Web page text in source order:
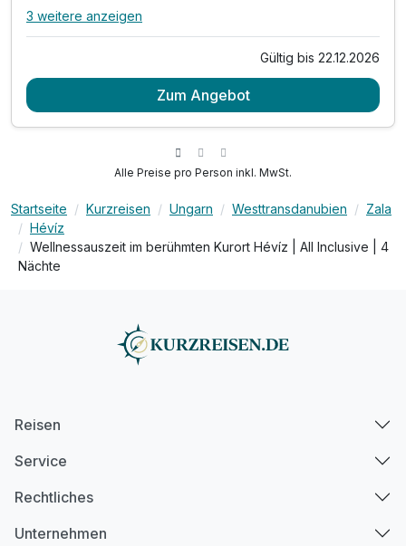
Alle Inklusivleistungen
2 x reichhaltiges Frühstück & vitales Mittagessen
inkl. Nutzung der Aqua Wellness Welt
inkl. Sportanimation (Gymnastik, Yoga, Aqua)
3 weitere anzeigen
Gültig bis 22.12.2026
Zum Angebot
Alle Preise pro Person inkl. MwSt.
Startseite Kurzreisen Ungarn Westtransdanubien
Zala
Hévíz
Wellnessauszeit im berühmten Kurort Hévíz | All Inclusive | 4
Nächte
Reisen
Service
Rechtliches
Unternehmen